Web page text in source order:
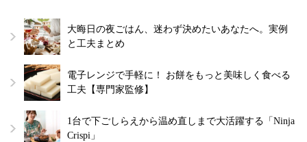
大晦日の夜ごはん、迷わず決めたいあなたへ。実例
と工夫まとめ
電子レンジで手軽に！ お餅をもっと美味しく食べる
工夫【専門家監修】
1台で下ごしらえから温め直しまで大活躍する「Ninja
Crispi」